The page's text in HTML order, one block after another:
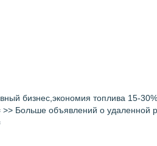
бизнес,экономия топлива 15-
>> Больше объявлений о